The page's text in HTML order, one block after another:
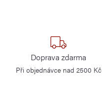
Doprava zdarma
Při objednávce nad 2500 Kč